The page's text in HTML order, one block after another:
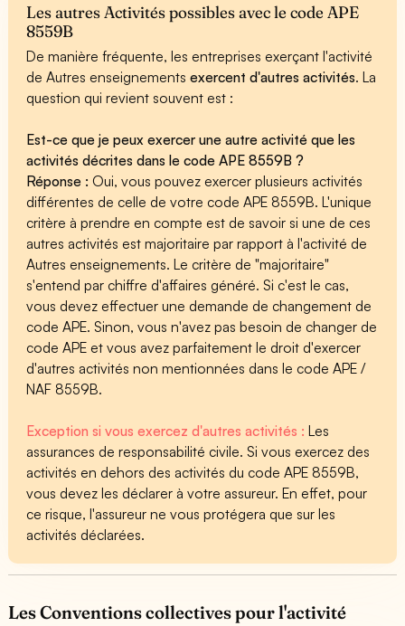
Les autres Activités possibles avec le code APE
8559B
De manière fréquente, les entreprises exerçant l'activité
de Autres enseignementsexercent d'autres activités. La
question qui revient souvent est :
Est-ce que je peux exercer une autre activité que les
activités décrites dans le code APE 8559B ?
Réponse :Oui, vous pouvez exercer plusieurs activités
différentes de celle de votre code APE 8559B. L'unique
critère à prendre en compte est de savoir si une de ces
autres activités est majoritaire par rapport à l'activité de
Autres enseignements. Le critère de "majoritaire"
s'entend par chiffre d'affaires généré. Si c'est le cas,
vous devez effectuer une demande de changement de
code APE. Sinon, vous n'avez pas besoin de changer de
code APE et vous avez parfaitement le droit d'exercer
d'autres activités non mentionnées dans le code APE /
NAF 8559B.
Exception si vous exercez d'autres activités :Les
assurances de responsabilité civile. Si vous exercez des
activités en dehors des activités du code APE 8559B,
vous devez les déclarer à votre assureur. En effet, pour
ce risque, l'assureur ne vous protégera que sur les
activités déclarées.
Les Conventions collectives pour l'activité